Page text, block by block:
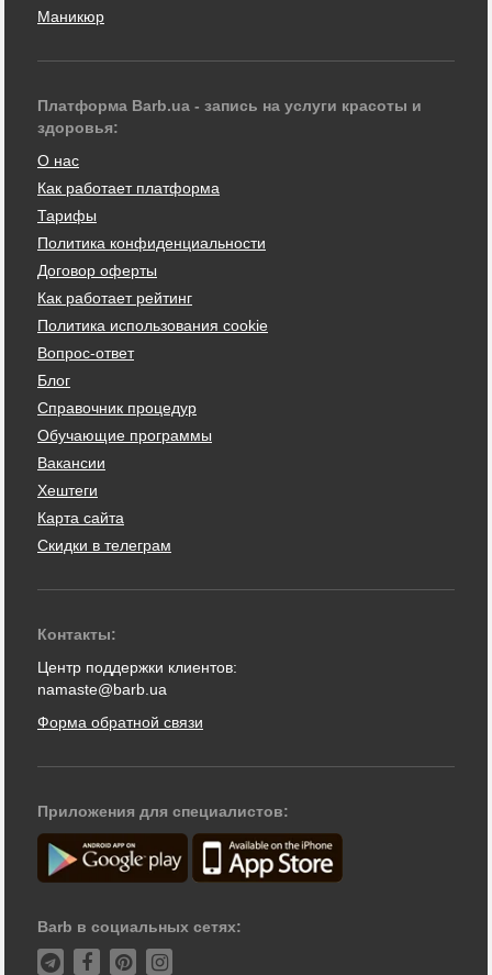
Маникюр
Платформа Barb.ua - запись на услуги красоты и
здоровья:
О нас
Как работает платформа
Тарифы
Политика конфиденциальности
Договор оферты
Как работает рейтинг
Политика использования cookie
Вопрос-ответ
Блог
Справочник процедур
Обучающие программы
Вакансии
Хештеги
Карта сайта
Скидки в телеграм
Контакты:
Центр поддержки клиентов:
namaste@barb.ua
Форма обратной связи
Приложения для специалистов:
Barb в социальных сетях: